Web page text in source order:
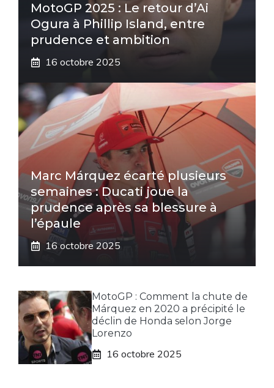
MotoGP 2025 : Le retour d’Ai
Ogura à Phillip Island, entre
prudence et ambition
16 octobre 2025
Marc Márquez écarté plusieurs
semaines : Ducati joue la
prudence après sa blessure à
l’épaule
16 octobre 2025
MotoGP : Comment la chute de
Márquez en 2020 a précipité le
déclin de Honda selon Jorge
Lorenzo
16 octobre 2025